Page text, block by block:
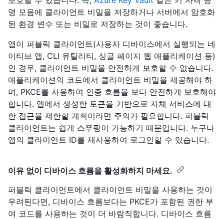
명 모음에 클라이언트 비밀을 저장하거나 서버에서 암호화
된 환경 변수 또는 비밀로 저장하는 것이 좋습니다.
앱이 퍼블릭 클라이언트(사용자 디바이스에서 실행되는 네
이티브 앱, CLI 유틸리티, 싱글 페이지 웹 애플리케이션 등)
인 경우, 클라이언트 비밀을 안전하게 보호할 수 없습니다.
애플리케이션의 코드에서 클라이언트 비밀을 제공해야 하
며, PKCE를 사용하여 인증 흐름을 보다 안전하게 보호해야
합니다. 앱에서 생성한 토큰을 기반으로 자체 서비스에 대
한 접근을 제한할 계획이라면 주의가 필요합니다. 퍼블릭
클라이언트는 쉽게 스푸핑이 가능하기 때문입니다. 누구나
앱의 클라이언트 ID를 재사용하여 로그인할 수 있습니다.
이유 없이 디바이스 흐름을 활성화하지 마세요.
퍼블릭 클라이언트에서 클라이언트 비밀을 사용하는 것이
우려된다면, 디바이스 흐름보다는 PKCE가 포함된 권한 부
여 코드를 사용하는 것이 더 바람직합니다. 디바이스 흐름